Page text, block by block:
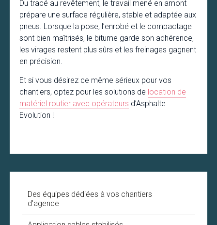
Du tracé au revêtement, le travail mené en amont
prépare une surface régulière, stable et adaptée aux
pneus. Lorsque la pose, l’enrobé et le compactage
sont bien maîtrisés, le bitume garde son adhérence,
les virages restent plus sûrs et les freinages gagnent
en précision.
Et si vous désirez ce même sérieux pour vos
chantiers, optez pour les solutions de location de
matériel routier avec opérateurs d’Asphalte
Evolution !
Des équipes dédiées à vos chantiers
d'agence